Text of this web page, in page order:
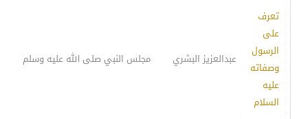
تعرف
على
الرسول
وصفاته
عليه
السلام
عبدالعزيز البشري مجلس النبي صلى الله عليه وسلم